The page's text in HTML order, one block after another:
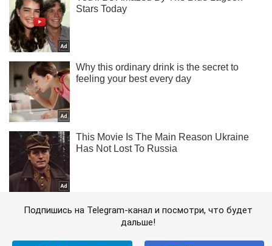
Подпишись на Telegram-канал и посмотри, что будет
дальше!